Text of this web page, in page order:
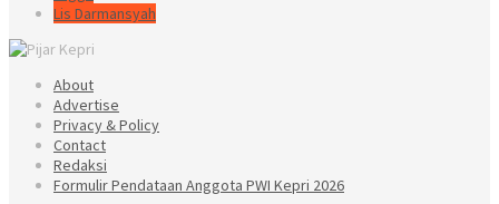
Lis Darmansyah
About
Advertise
Privacy & Policy
Contact
Redaksi
Formulir Pendataan Anggota PWI Kepri 2026